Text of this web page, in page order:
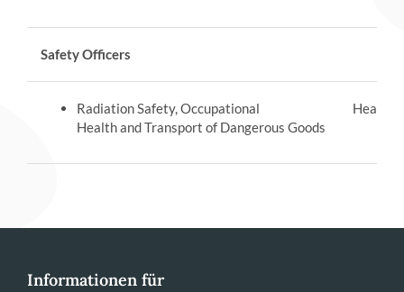
Safety Officers
Radiation Safety, Occupational
Health and Transport of Dangerous Goods
Head:
Informationen für